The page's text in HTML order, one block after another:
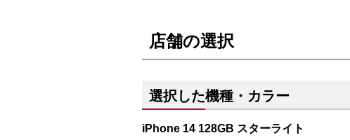
店舗の選択
選択した機種・カラー
iPhone 14 128GB スターライト